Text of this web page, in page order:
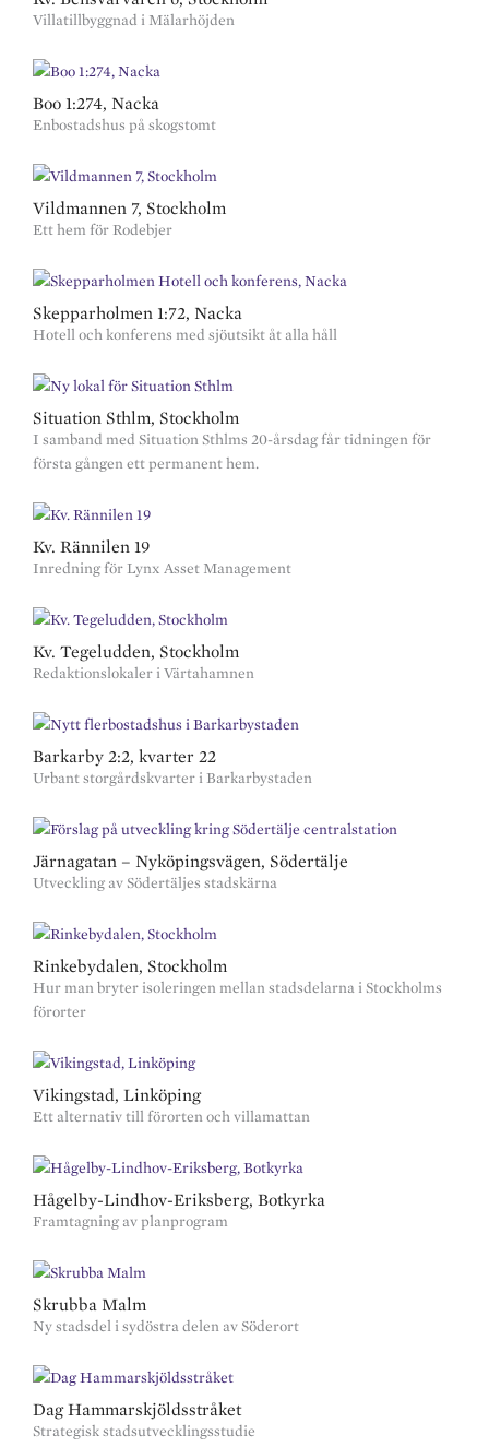
Villatillbyggnad i Mälarhöjden
Boo 1:274, Nacka
Enbostadshus på skogstomt
Vildmannen 7, Stockholm
Ett hem för Rodebjer
Skepparholmen 1:72, Nacka
Hotell och konferens med sjöutsikt åt alla håll
Situation Sthlm, Stockholm
I samband med Situation Sthlms 20-årsdag får tidningen för
första gången ett permanent hem.
Kv. Rännilen 19
Inredning för Lynx Asset Management
Kv. Tegeludden, Stockholm
Redaktionslokaler i Värtahamnen
Barkarby 2:2, kvarter 22
Urbant storgårdskvarter i Barkarbystaden
Järnagatan – Nyköpingsvägen, Södertälje
Utveckling av Södertäljes stadskärna
Rinkebydalen, Stockholm
Hur man bryter isoleringen mellan stadsdelarna i Stockholms
förorter
Vikingstad, Linköping
Ett alternativ till förorten och villamattan
Hågelby-Lindhov-Eriksberg, Botkyrka
Framtagning av planprogram
Skrubba Malm
Ny stadsdel i sydöstra delen av Söderort
Dag Hammarskjöldsstråket
Strategisk stadsutvecklingsstudie